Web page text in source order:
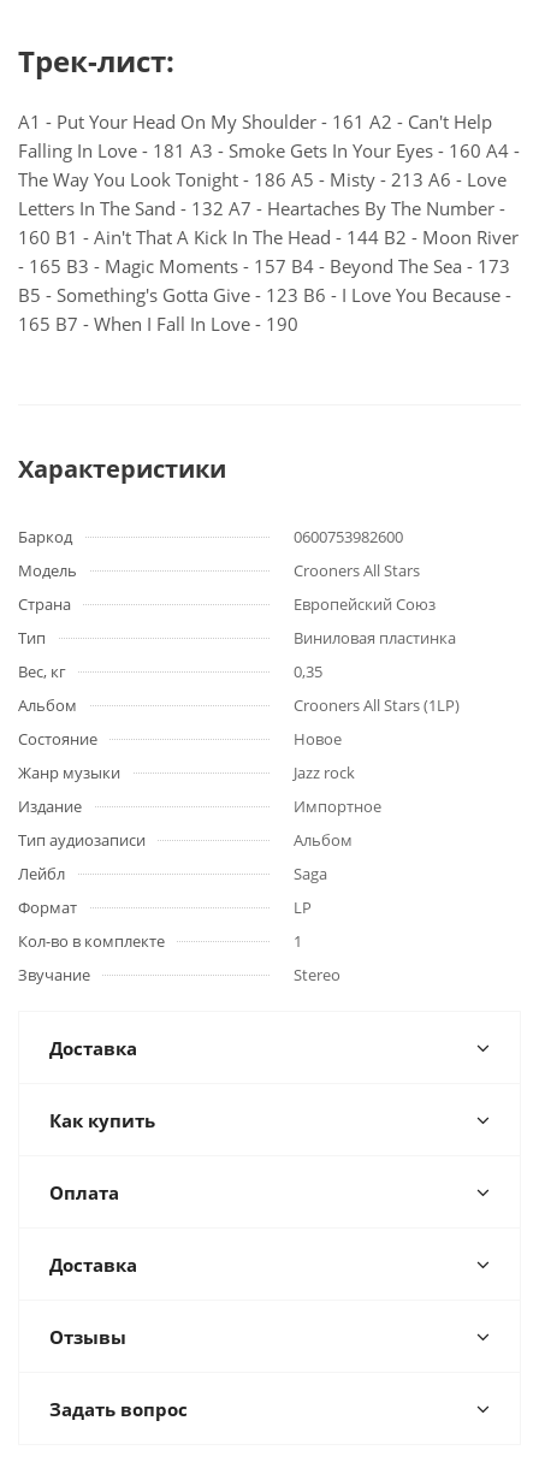
Трек-лист:
A1 - Put Your Head On My Shoulder - 161 A2 - Can't Help
Falling In Love - 181 A3 - Smoke Gets In Your Eyes - 160 A4 -
The Way You Look Tonight - 186 A5 - Misty - 213 A6 - Love
Letters In The Sand - 132 A7 - Heartaches By The Number -
160 B1 - Ain't That A Kick In The Head - 144 B2 - Moon River
- 165 B3 - Magic Moments - 157 B4 - Beyond The Sea - 173
B5 - Something's Gotta Give - 123 B6 - I Love You Because -
165 B7 - When I Fall In Love - 190
Характеристики
Баркод
0600753982600
Модель
Crooners All Stars
Страна
Европейский Союз
Тип
Виниловая пластинка
Вес, кг
0,35
Альбом
Crooners All Stars (1LP)
Состояние
Новое
Жанр музыки
Jazz rock
Издание
Импортное
Тип аудиозаписи
Альбом
Лейбл
Saga
Формат
LP
Кол-во в комплекте
1
Звучание
Stereo
Доставка
Как купить
Оплата
Доставка
Отзывы
Задать вопрос